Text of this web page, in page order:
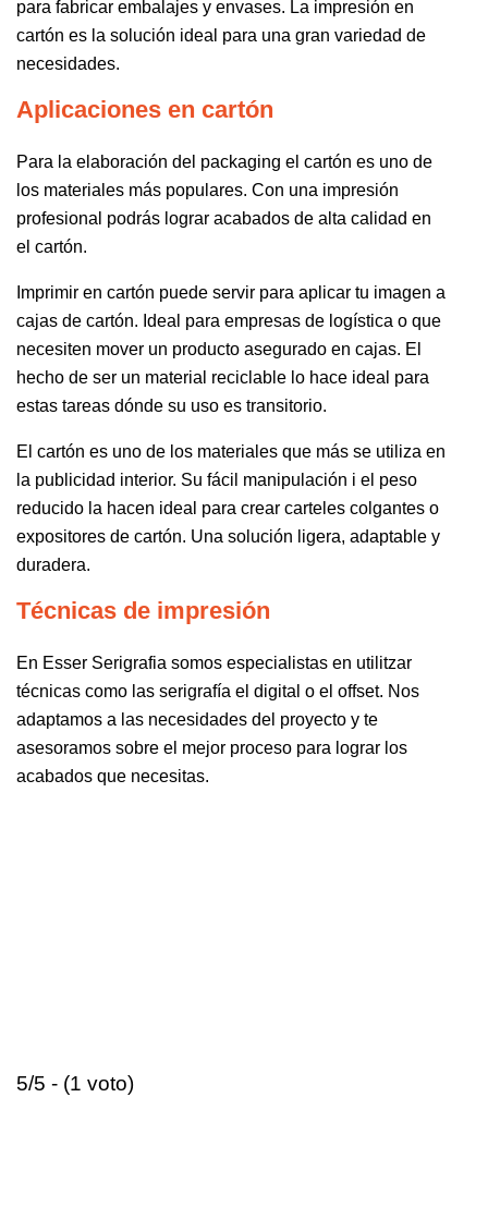
para fabricar embalajes y envases. La impresión en
cartón es la solución ideal para una gran variedad de
necesidades.
Aplicaciones en cartón
Para la elaboración del packaging el cartón es uno de
los materiales más populares. Con una impresión
profesional podrás lograr acabados de alta calidad en
el cartón.
Imprimir en cartón puede servir para aplicar tu imagen a
cajas de cartón. Ideal para empresas de logística o que
necesiten mover un producto asegurado en cajas. El
hecho de ser un material reciclable lo hace ideal para
estas tareas dónde su uso es transitorio.
El cartón es uno de los materiales que más se utiliza en
la publicidad interior. Su fácil manipulación i el peso
reducido la hacen ideal para crear carteles colgantes o
expositores de cartón. Una solución ligera, adaptable y
duradera.
Técnicas de impresión
En Esser Serigrafia somos especialistas en utilitzar
técnicas como las serigrafía el digital o el offset. Nos
adaptamos a las necesidades del proyecto y te
asesoramos sobre el mejor proceso para lograr los
acabados que necesitas.
5/5 - (1 voto)